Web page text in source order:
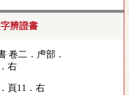
辨證書
頁11．右